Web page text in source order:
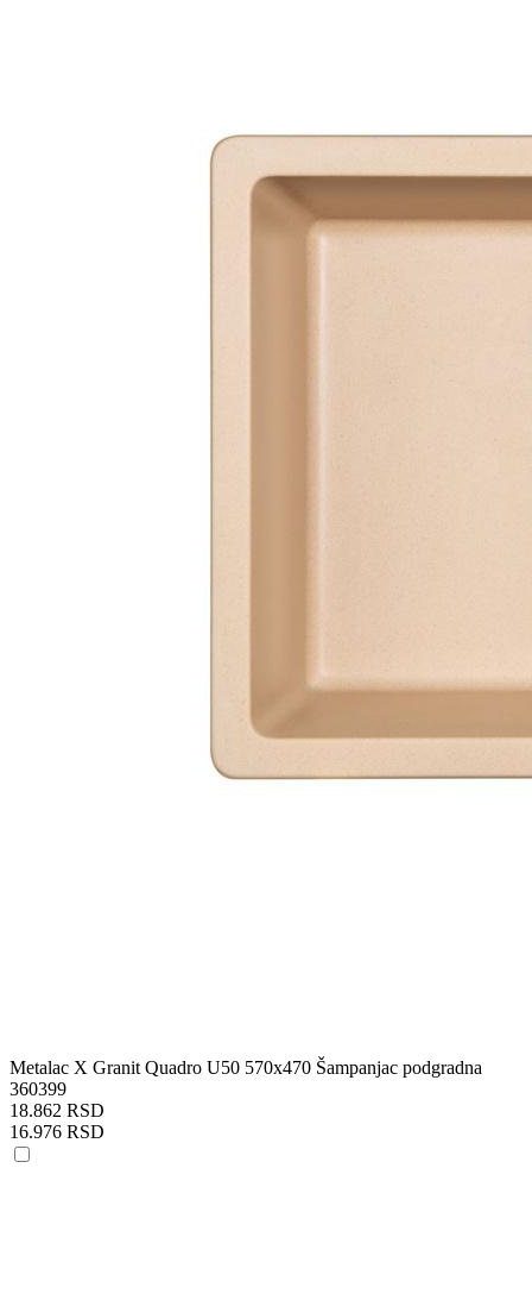
Metalac X Granit Quadro U50 570x470 Šampanjac podgradna
360399
18.862 RSD
16.976 RSD